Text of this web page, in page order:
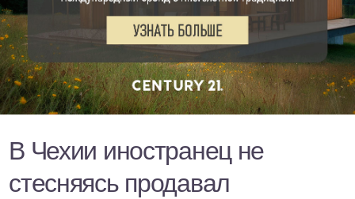
В Чехии иностранец не
стесняясь продавал